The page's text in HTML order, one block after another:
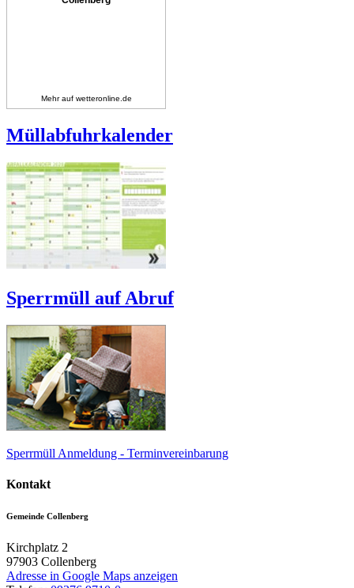
Mehr auf wetteronline.de
Müllabfuhrkalender
Sperrmüll auf Abruf
Sperrmüll Anmeldung - Terminvereinbarung
Kontakt
Gemeinde Collenberg
Kirchplatz 2
97903 Collenberg
Adresse in Google Maps anzeigen